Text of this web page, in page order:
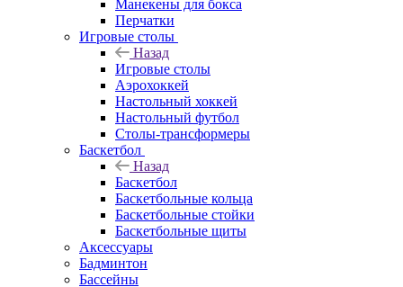
Манекены для бокса
Перчатки
Игровые столы
Назад
Игровые столы
Аэрохоккей
Настольный хоккей
Настольный футбол
Столы-трансформеры
Баскетбол
Назад
Баскетбол
Баскетбольные кольца
Баскетбольные стойки
Баскетбольные щиты
Аксессуары
Бадминтон
Бассейны